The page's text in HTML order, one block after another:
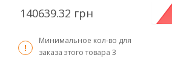
140639.32 грн
Минимальное кол-во для
заказа этого товара 3